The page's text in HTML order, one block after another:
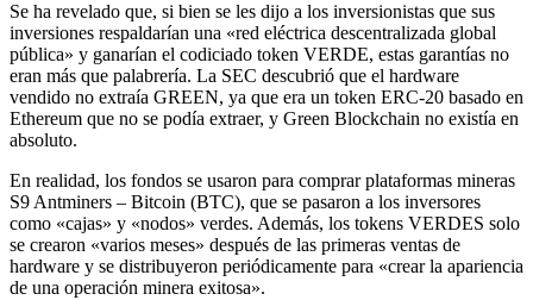
Se ha revelado que, si bien se les dijo a los inversionistas que sus
inversiones respaldarían una «red eléctrica descentralizada global
pública» y ganarían el codiciado token VERDE, estas garantías no
eran más que palabrería. La SEC descubrió que el hardware
vendido no extraía GREEN, ya que era un token ERC-20 basado en
Ethereum que no se podía extraer, y Green Blockchain no existía en
absoluto.
En realidad, los fondos se usaron para comprar plataformas mineras
S9 Antminers – Bitcoin (BTC), que se pasaron a los inversores
como «cajas» y «nodos» verdes. Además, los tokens VERDES solo
se crearon «varios meses» después de las primeras ventas de
hardware y se distribuyeron periódicamente para «crear la apariencia
de una operación minera exitosa».